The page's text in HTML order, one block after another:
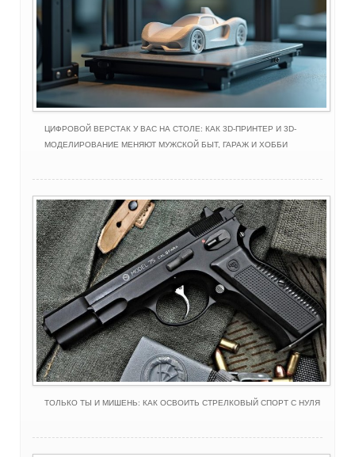
ЦИФРОВОЙ ВЕРСТАК У ВАС НА СТОЛЕ: КАК 3D-ПРИНТЕР И 3D-
МОДЕЛИРОВАНИЕ МЕНЯЮТ МУЖСКОЙ БЫТ, ГАРАЖ И ХОББИ
ТОЛЬКО ТЫ И МИШЕНЬ: КАК ОСВОИТЬ СТРЕЛКОВЫЙ СПОРТ С НУЛЯ